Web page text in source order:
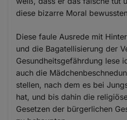
diese bizarre Moral
Diese faule Ausrede mit
und die Bagatellisierung der
Gesundheitsgefährdung lese
auch die
stellen, nach dem es bei
hat, und bis dahin die
Gesetzen der bürgerlichen